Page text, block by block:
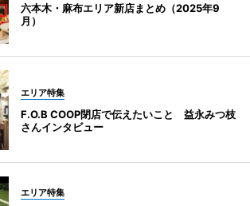
六本木・麻布エリア新店まとめ（2025年9
月）
エリア特集
F.O.B COOP閉店で伝えたいこと 益永みつ枝
さんインタビュー
エリア特集